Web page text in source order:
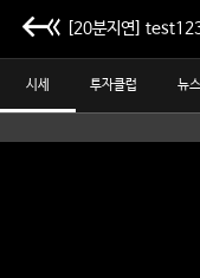
[20분지연]
시세 투자클럽 뉴스